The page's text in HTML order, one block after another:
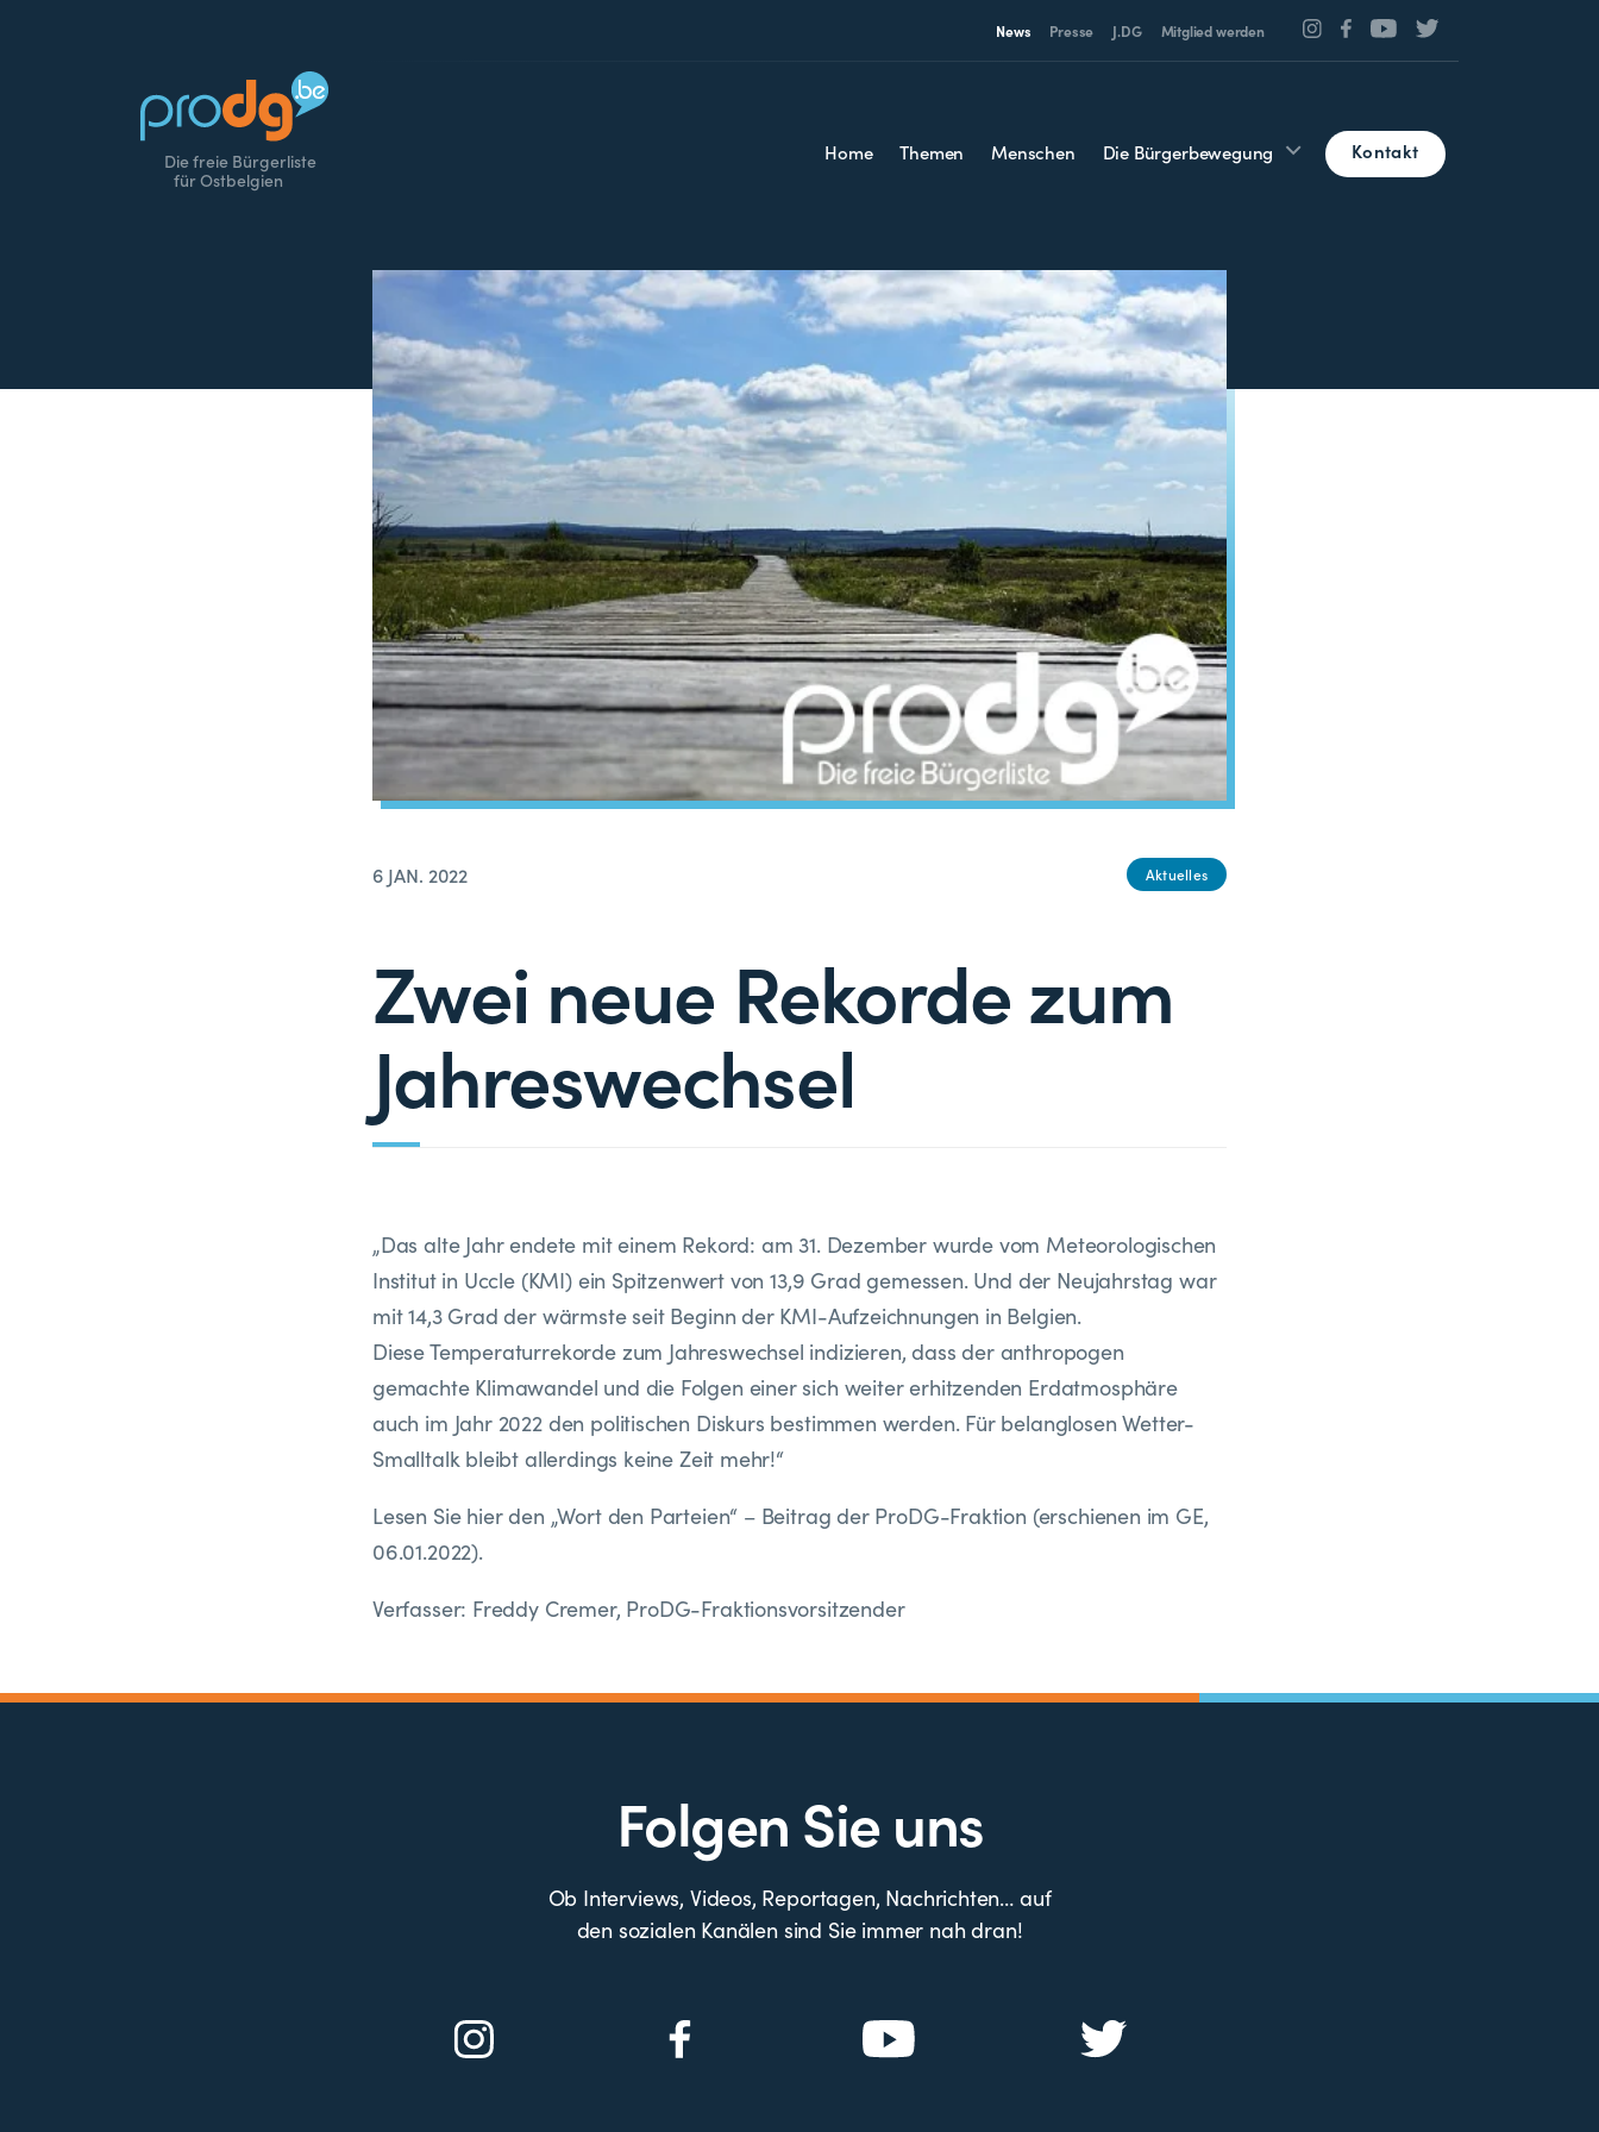
News Presse J.DG Mitglied werden
Die freie Bürgerliste
für Ostbelgien
Home Themen Menschen Die Bürgerbewegung Kontakt
6 JAN. 2022 Aktuelles
Zwei neue Rekorde zum
Jahreswechsel
„Das alte Jahr endete mit einem Rekord: am 31. Dezember wurde vom Meteorologischen
Institut in Uccle (KMI) ein Spitzenwert von 13,9 Grad gemessen. Und der Neujahrstag war
mit 14,3 Grad der wärmste seit Beginn der KMI-Aufzeichnungen in Belgien.
Diese Temperaturrekorde zum Jahreswechsel indizieren, dass der anthropogen
gemachte Klimawandel und die Folgen einer sich weiter erhitzenden Erdatmosphäre
auch im Jahr 2022 den politischen Diskurs bestimmen werden. Für belanglosen Wetter-
Smalltalk bleibt allerdings keine Zeit mehr!“
Lesen Sie hier den „Wort den Parteien“ – Beitrag der ProDG-Fraktion (erschienen im GE,
06.01.2022).
Verfasser: Freddy Cremer, ProDG-Fraktionsvorsitzender
Folgen Sie uns
Ob Interviews, Videos, Reportagen, Nachrichten… auf
den sozialen Kanälen sind Sie immer nah dran!